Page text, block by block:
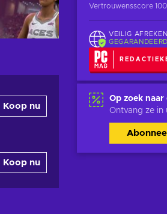
Vertrouwensscore
VEILIG
GEGARANDEERD
Op zoek naar
Ontvang ze in
Koop nu
Koop nu